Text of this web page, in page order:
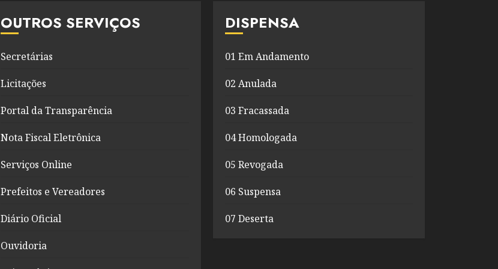
OUTROS SERVIÇOS
Secretárias
Licitações
Portal da Transparência
Nota Fiscal Eletrônica
Serviços Online
Prefeitos e Vereadores
Diário Oficial
Ouvidoria
DISPENSA
01 Em Andamento
02 Anulada
03 Fracassada
04 Homologada
05 Revogada
06 Suspensa
07 Deserta